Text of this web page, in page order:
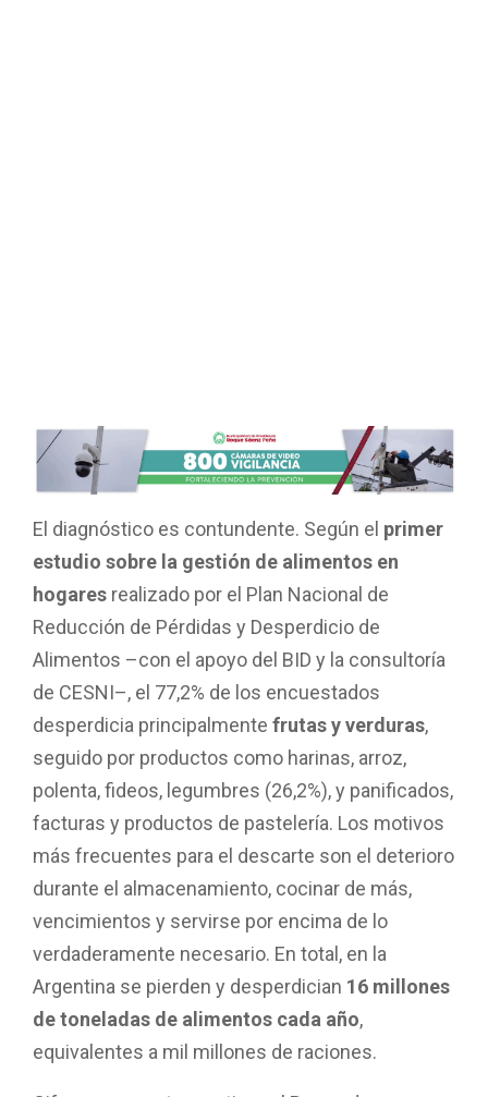
El diagnóstico es contundente. Según el primer
estudio sobre la gestión de alimentos en
hogares realizado por el Plan Nacional de
Reducción de Pérdidas y Desperdicio de
Alimentos –con el apoyo del BID y la consultoría
de CESNI–, el 77,2% de los encuestados
desperdicia principalmente frutas y verduras,
seguido por productos como harinas, arroz,
polenta, fideos, legumbres (26,2%), y panificados,
facturas y productos de pastelería. Los motivos
más frecuentes para el descarte son el deterioro
durante el almacenamiento, cocinar de más,
vencimientos y servirse por encima de lo
verdaderamente necesario. En total, en la
Argentina se pierden y desperdician 16 millones
de toneladas de alimentos cada año,
equivalentes a mil millones de raciones.